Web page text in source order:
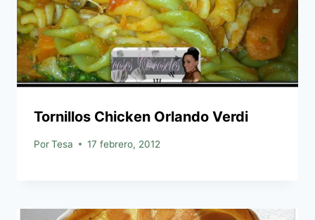
Tornillos Chicken Orlando Verdi
PorTesa 17 febrero, 2012